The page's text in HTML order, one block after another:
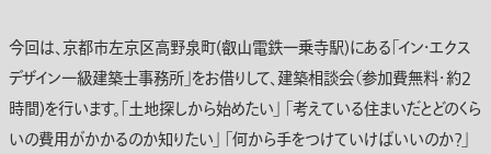
今回は、京都市左京区高野泉町(叡山電鉄一乗寺駅)にある「イン・エクス
デザイン一級建築士事務所」をお借りして、建築相談会（参加費無料・約2
時間)を行います。「土地探しから始めたい」 「考えている住まいだとどのくら
いの費用がかかるのか知りたい」 「何から手をつけていけばいいのか？」